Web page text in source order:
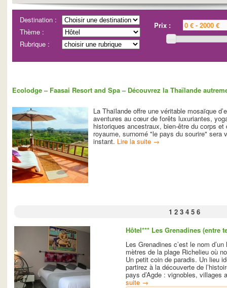
Prix :
Destination :
Thème :
Rubrique :
Ecolodge – Faasai Resort and Spa – Découvrez la Thaïlande
La Thaïlande offre une véritable mosaïque
aventures au cœur de forêts luxuriantes,
historiques ancestraux, bien-être du corps
royaume, surnomé "le pays du sourire" sera
instant. Lire la suite →
1 2 3 4 5 6
Hôtel*** Les Grenadines (entre
Les Grenadines c’est le nom
mètres de la plage Richelieu où
Un petit coin de paradis. Un lieu
partirez à la découverte de
pays d’Agde : vignobles,
suite →